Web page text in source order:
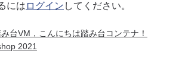
にはログインしてください。
台VM，こんにちは踏み台コンテナ！
2021